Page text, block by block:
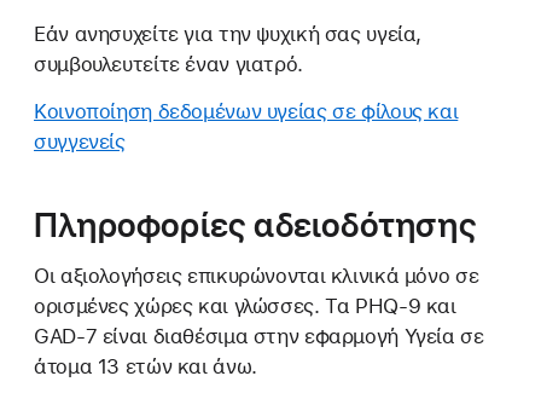
Εάν ανησυχείτε για την ψυχική σας υγεία,
συμβουλευτείτε έναν γιατρό.
Κοινοποίηση δεδομένων υγείας σε φίλους και
συγγενείς
Πληροφορίες αδειοδότησης
Οι αξιολογήσεις επικυρώνονται κλινικά μόνο σε
ορισμένες χώρες και γλώσσες. Τα PHQ-9 και
GAD-7 είναι διαθέσιμα στην εφαρμογή Υγεία σε
άτομα 13 ετών και άνω.